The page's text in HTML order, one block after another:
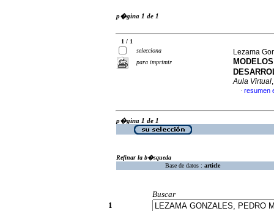
p�gina 1 de 1
1 / 1
selecciona
para imprimir
Lezama
Aula Virtual
· resumen
p�gina 1 de 1
Refinar la b�squeda
Base de datos : article
Buscar
1